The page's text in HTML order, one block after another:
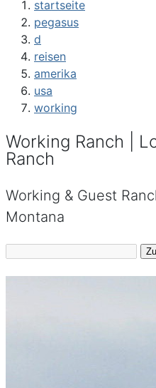
startseite
pegasus
d
reisen
amerika
usa
working
Working Ranch |
Ranch
Working & Guest
Montana